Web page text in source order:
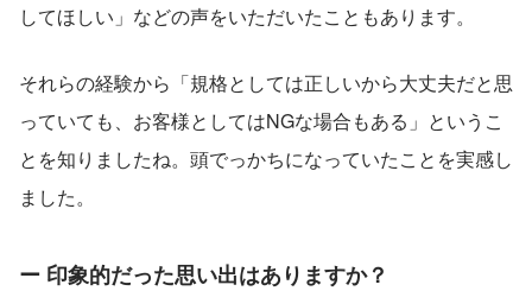
してほしい」などの声をいただいたこともあります。
それらの経験から「規格としては正しいから大丈夫だと思
っていても、お客様としてはNGな場合もある」というこ
とを知りましたね。頭でっかちになっていたことを実感し
ました。
ー 印象的だった思い出はありますか？